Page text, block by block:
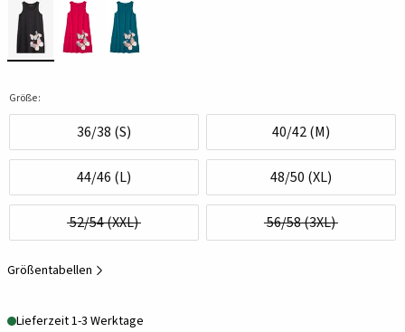
Größe:
36/38 (S) 40/42 (M)
44/46 (L) 48/50 (XL)
52/54 (XXL) 56/58 (3XL)
Größentabellen
Lieferzeit 1-3 Werktage